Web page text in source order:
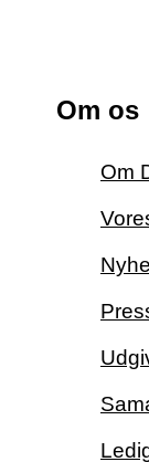
Om os
Om